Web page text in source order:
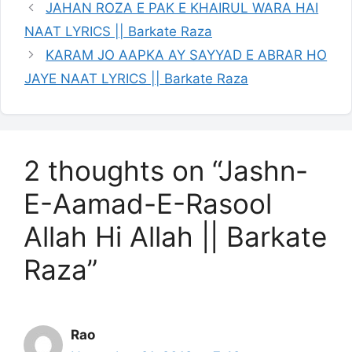
JAHAN ROZA E PAK E KHAIRUL WARA HAI
NAAT LYRICS || Barkate Raza
KARAM JO AAPKA AY SAYYAD E ABRAR HO
JAYE NAAT LYRICS || Barkate Raza
2 thoughts on “Jashn-
E-Aamad-E-Rasool
Allah Hi Allah || Barkate
Raza”
Rao